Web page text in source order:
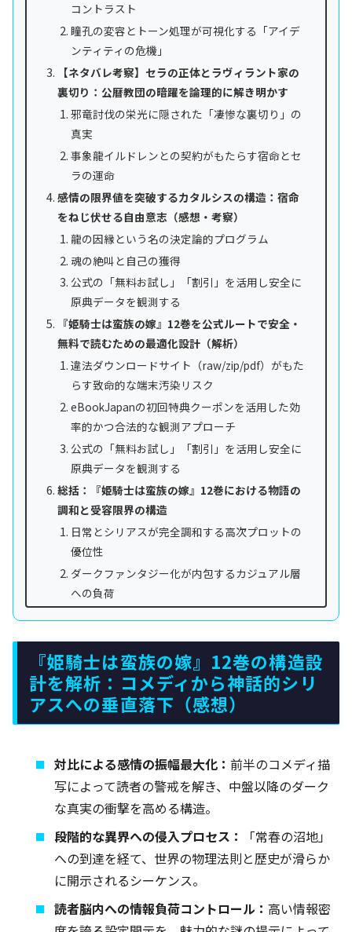
コントラスト
瞳孔の変容とトーン処理が可視化する「アイデ
ンティティの危機」
【ネタバレ考察】セラの正体とラヴィラント家の
裏切り：公暦教団の暗躍を論理的に解き明かす
邪竜討伐の栄光に隠された「凄惨な裏切り」の
真実
事象龍イルドレンとの契約がもたらす宿命とセ
ラの運命
感情の限界値を突破するカタルシスの構造：宿命
をねじ伏せる自由意志（感想・考察）
龍の因縁という名の決定論的プログラム
魂の絶叫と自己の獲得
公式の「無料お試し」「割引」を活用し安全に
原典データを観測する
『姫騎士は蛮族の嫁』12巻を公式ルートで安全・
無料で読むための最適化設計（解析）
違法ダウンロードサイト（raw/zip/pdf）がもた
らす致命的な端末汚染リスク
eBookJapanの初回特典クーポンを活用した効
率的かつ合法的な観測アプローチ
公式の「無料お試し」「割引」を活用し安全に
原典データを観測する
総括：『姫騎士は蛮族の嫁』12巻における物語の
調和と受容限界の構造
日常とシリアスが完全調和する高次プロットの
優位性
ダークファンタジー化が内包するカジュアル層
への負荷
『姫騎士は蛮族の嫁』12巻の構造設
計を解析：コメディから神話的シリ
アスへの垂直落下（感想）
対比による感情の振幅最大化：前半のコメディ描
写によって読者の警戒を解き、中盤以降のダーク
な真実の衝撃を高める構造。
段階的な異界への侵入プロセス：
「常春の沼地」
への到達を経て、世界の物理法則と歴史が滑らか
に開示されるシーケンス。
読者脳内への情報負荷コントロール：高い情報密